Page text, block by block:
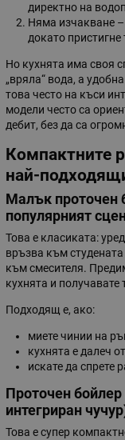
директно на
Няма изчакване –
докато
Но кухнята има своя
„вряла“ вода, а
това често на къси
модели често са
дебит, без да са
Компактните
най-
Малък проточен
популярният
Това е класиката:
връзва към
към смесителя.
кухнята и
Подходящ е, ако:
миете чинии на
кухнята е далеч
искате да спрете
Проточен
интегриран
Това е супер